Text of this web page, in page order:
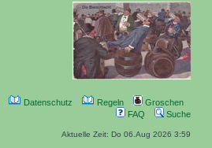
Datenschutz Regeln
Groschen
FAQ
Suche
Aktuelle Zeit: Do 06.Aug 2026 3:59